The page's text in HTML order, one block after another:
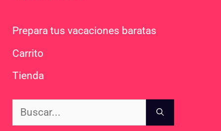
Prepara tus vacaciones baratas
Carrito
Tienda
Buscar: